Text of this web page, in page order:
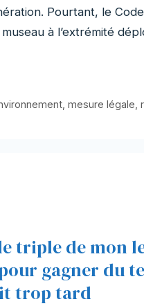
Pourtant, le
à l’extrémité
, mesure légale
triple de mon
gagner du
trop tard